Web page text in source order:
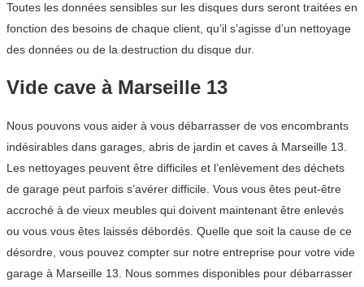
Toutes les données sensibles sur les disques durs seront traitées en
fonction des besoins de chaque client, qu’il s’agisse d’un nettoyage
des données ou de la destruction du disque dur.
Vide cave à Marseille 13
Nous pouvons vous aider à vous débarrasser de vos encombrants
indésirables dans garages, abris de jardin et caves à Marseille 13.
Les nettoyages peuvent être difficiles et l’enlèvement des déchets
de garage peut parfois s’avérer difficile. Vous vous êtes peut-être
accroché à de vieux meubles qui doivent maintenant être enlevés
ou vous vous êtes laissés débordés. Quelle que soit la cause de ce
désordre, vous pouvez compter sur notre entreprise pour votre vide
garage à Marseille 13. Nous sommes disponibles pour débarrasser